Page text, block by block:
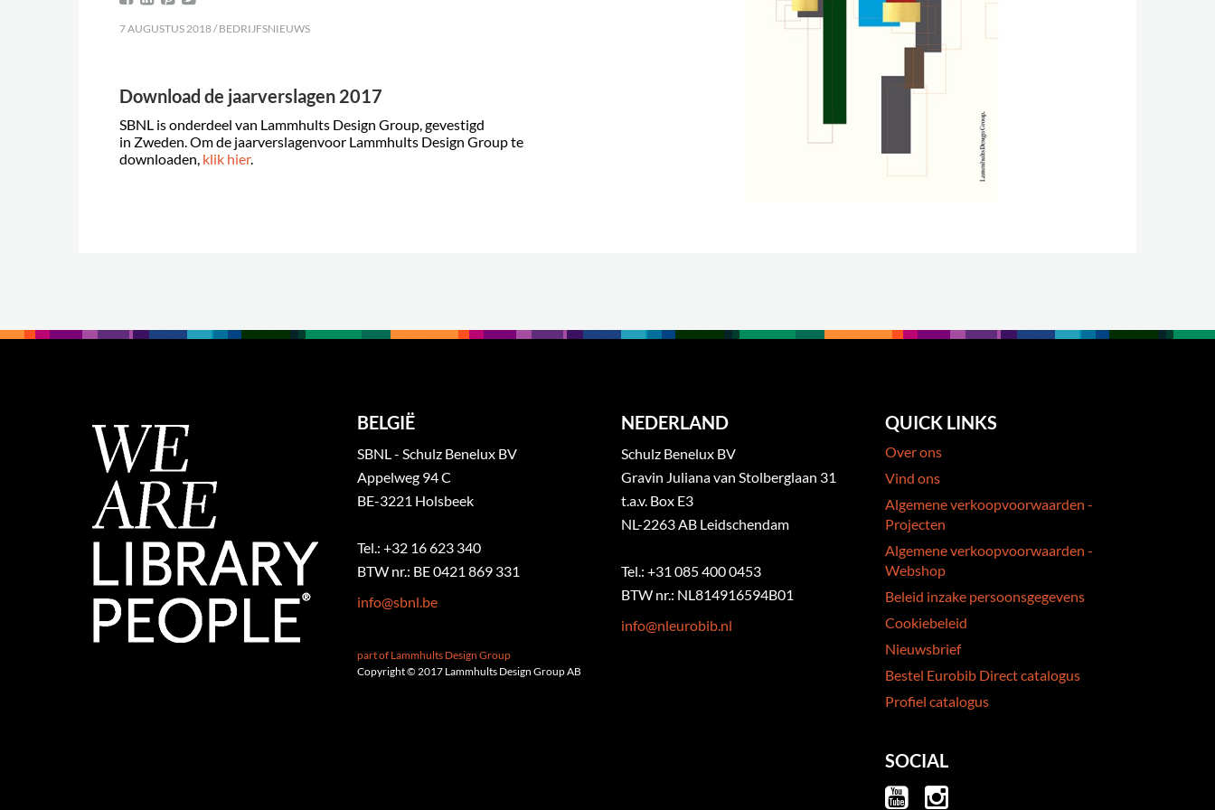
7 AUGUSTUS 2018 / BEDRIJFSNIEUWS
Download de jaarverslagen 2017
SBNL is onderdeel van Lammhults Design Group, gevestigd
in Zweden.Omde jaarverslagenvoor Lammhults Design Groupte
downloaden, klik hier.
BELGIË
SBNL - Schulz Benelux BV
Appelweg 94 C
BE-3221 Holsbeek
Tel.: +32 16 623 340
BTW nr.: BE 0421 869 331
info@sbnl.be
part of Lammhults Design Group
Copyright © 2017 Lammhults Design Group AB
NEDERLAND
Schulz Benelux BV
Gravin Juliana van Stolberglaan 31
t.a.v. Box E3
NL-2263 AB Leidschendam
Tel.: +31 085 400 0453
BTW nr.: NL814916594B01
info@nleurobib.nl
QUICK LINKS
Over ons
Vind ons
Algemene verkoopvoorwaarden -
Projecten
Algemene verkoopvoorwaarden -
Webshop
Beleid inzake persoonsgegevens
Cookiebeleid
Nieuwsbrief
Bestel Eurobib Direct catalogus
Profiel catalogus
SOCIAL